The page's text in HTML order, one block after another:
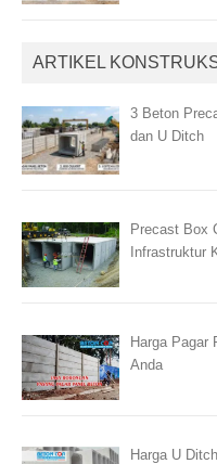
ARTIKEL
3 Beton
dan U Ditch
Precast Box
Infrastruktur
Harga Pagar
Anda
Harga U